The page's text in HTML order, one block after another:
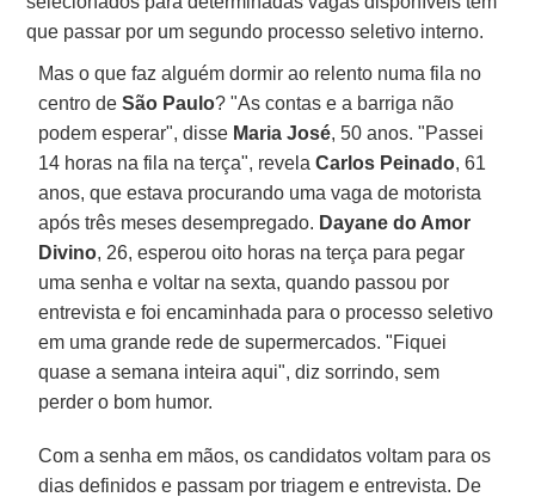
que passar por um segundo processo seletivo interno.
Mas o que faz alguém dormir ao relento numa fila no
centro deSão Paulo? "As contas e a barriga não
podem esperar", disse Maria José, 50 anos. "Passei
14 horas na fila na terça", revelaCarlos Peinado, 61
anos, que estava procurando uma vaga de motorista
após três meses desempregado. Dayane do Amor
Divino, 26, esperou oito horas na terça para pegar
uma senha e voltar na sexta, quando passou por
entrevista e foi encaminhada para o processo seletivo
em uma grande rede de supermercados. "Fiquei
quase a semana inteira aqui", diz sorrindo, sem
perder o bom humor.
Com a senha em mãos, os candidatos voltam para os
dias definidos e passam por triagem e entrevista. De